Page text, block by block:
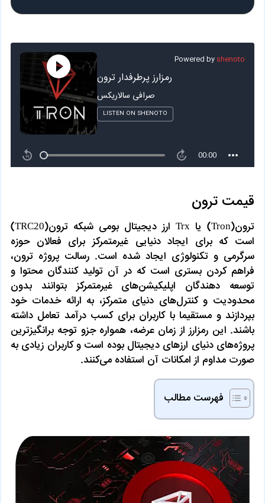
قیمت ترون
ترون(Tron) یا Trx ارز دیجیتال بومی شبکه ترون(TRC20)
است که برای ایجاد دنیایی غیرمتمرکز برای فعالان حوزه
سرگرمی و تکنولوژی ایجاد شده است. رسالت پروژه ترون،
فراهم کردن بستری است که در آن تولید کنندگان محتوا و
توسعه دهندگان اپلیکیشن‌های غیرمتمرکز بتوانند بدون
محدودیت و کنترل‌های دنیای متمرکز، به ارائه خدمات خود
بپردازند و مستقیما با کاربران برای کسب درآمد تعامل داشته
باشند. این رمزارز از زمان عرضه، همواره جزو توجه برانگیزترین
پروژه‌های دنیای ارزهای دیجیتال بوده است و کاربران زیادی به
صورت مداوم از امکانات آن استفاده می‌کنند.
فهرست مطالب